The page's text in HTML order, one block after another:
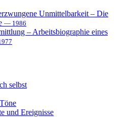
Unmittelbarkeit – Die
— 1986
– Arbeitsbiographie eines
selbst
und Ereignisse